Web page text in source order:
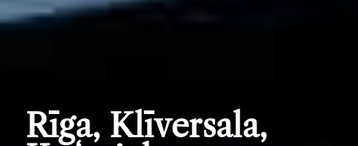
Rīga, Klīversala,